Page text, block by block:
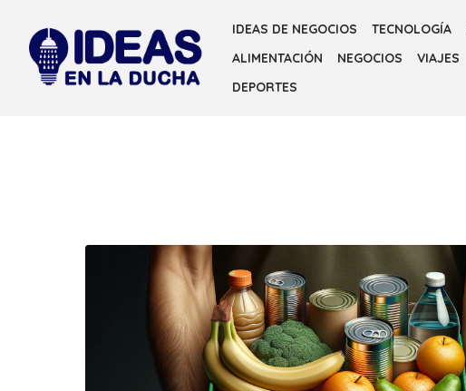
content
IDEAS DE NEGOCIOS TECNOLOGÍA
ALIMENTACIÓN
NEGOCIOS VIAJES
DEPORTES